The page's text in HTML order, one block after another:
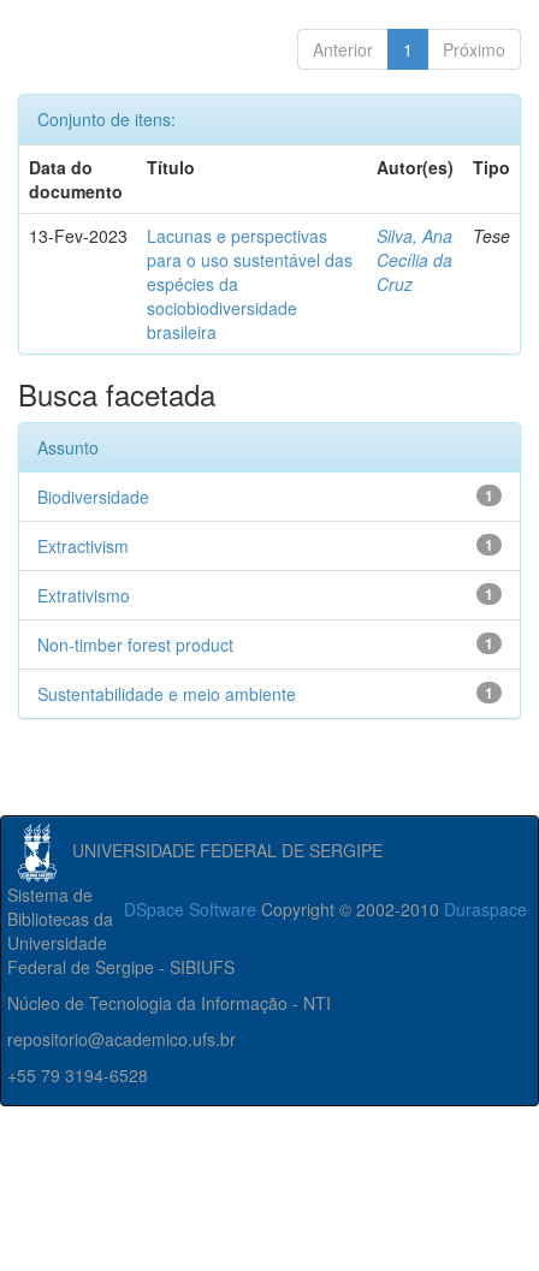
Anterior 1 Próximo
Conjunto de itens:
Data do
documento
Título Autor(es) Tipo
13-Fev-2023
Lacunas e perspectivas
para o uso sustentável das
espécies da
sociobiodiversidade
brasileira
Silva, Ana
Cecília da
Cruz
Tese
Busca facetada
Assunto
1
Biodiversidade
1
Extractivism
1
Extrativismo
1
Non-timber forest product
1
Sustentabilidade e meio ambiente
UNIVERSIDADE FEDERAL DE SERGIPE
DSpace Software Copyright © 2002-2010 Duraspace
Sistema de
Bibliotecas da
Universidade
Federal de Sergipe - SIBIUFS
Núcleo de Tecnologia da Informação - NTI
repositorio@academico.ufs.br
+55 79 3194-6528